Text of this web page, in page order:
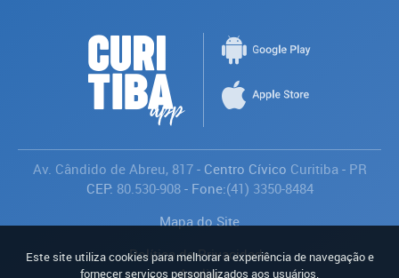
Av. Cândido de Abreu, 817- Centro Cívico Curitiba- PR
CEP: 80.530-908- Fone:(41) 3350-8484
Mapa do Site
Política de Privacidade
Avaliar
Este site utiliza cookies para melhorar a experiência de navegação e
fornecer serviços personalizados aos usuários.